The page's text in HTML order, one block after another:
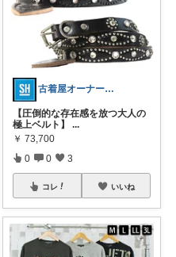
古着屋オーナーが選ぶROOM
​【圧倒的な存在感を放つ大人の
極上ベルト】
...
￥ 73,700
0 0 3
コレ いいね